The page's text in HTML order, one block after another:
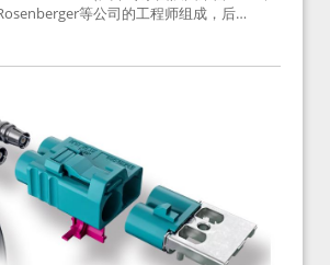
等公司的工程师组成，后
接器业务及技术在2010年并入
。起初为BMW需求用于车载收音机天线连
为汽车行业通用标准的射频连接器，被业